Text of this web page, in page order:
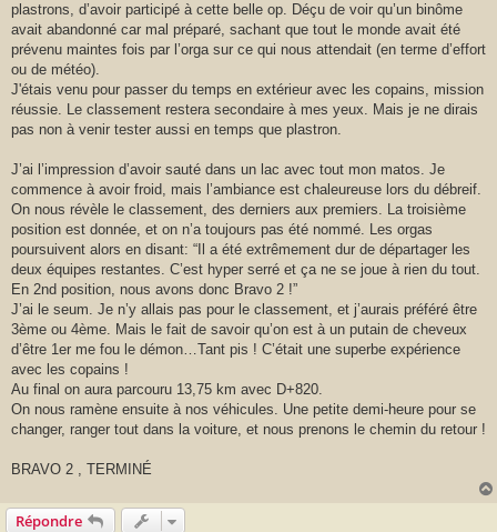
plastrons, d’avoir participé à cette belle op. Déçu de voir qu’un binôme
avait abandonné car mal préparé, sachant que tout le monde avait été
prévenu maintes fois par l’orga sur ce qui nous attendait (en terme d’effort
ou de météo).
J'étais venu pour passer du temps en extérieur avec les copains, mission
réussie. Le classement restera secondaire à mes yeux. Mais je ne dirais
pas non à venir tester aussi en temps que plastron.
J’ai l’impression d’avoir sauté dans un lac avec tout mon matos. Je
commence à avoir froid, mais l’ambiance est chaleureuse lors du débreif.
On nous révèle le classement, des derniers aux premiers. La troisième
position est donnée, et on n’a toujours pas été nommé. Les orgas
poursuivent alors en disant: “Il a été extrêmement dur de départager les
deux équipes restantes. C’est hyper serré et ça ne se joue à rien du tout.
En 2nd position, nous avons donc Bravo 2 !”
J’ai le seum. Je n’y allais pas pour le classement, et j’aurais préféré être
3ème ou 4ème. Mais le fait de savoir qu’on est à un putain de cheveux
d’être 1er me fou le démon…Tant pis ! C’était une superbe expérience
avec les copains !
Au final on aura parcouru 13,75 km avec D+820.
On nous ramène ensuite à nos véhicules. Une petite demi-heure pour se
changer, ranger tout dans la voiture, et nous prenons le chemin du retour !
BRAVO 2 , TERMINÉ
Répondre